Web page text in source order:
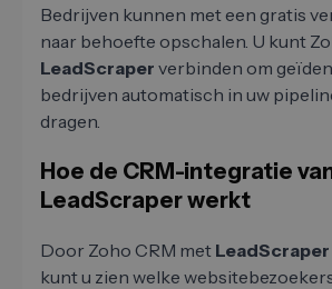
Bedrijven kunnen met een gratis
naar behoefte opschalen. U kunt
LeadScraper verbinden om
bedrijven automatisch in uw
dragen.
Hoe de CRM-integratie
LeadScraper werkt
Door Zoho CRM met LeadScraper
kunt u zien welke